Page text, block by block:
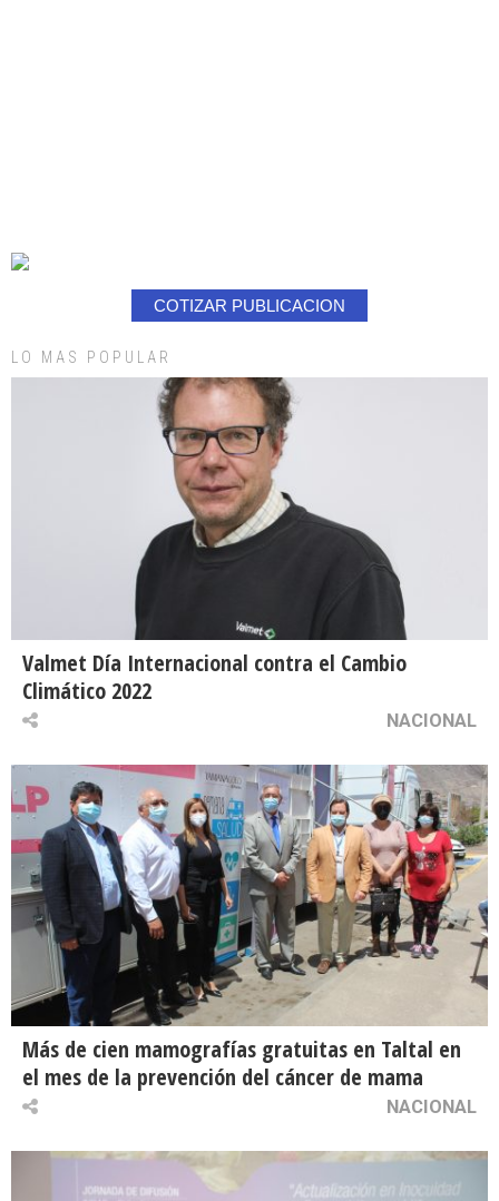
COTIZAR PUBLICACION
LO MAS POPULAR
Valmet Día Internacional contra el Cambio
Climático 2022
NACIONAL
Más de cien mamografías gratuitas en Taltal en
el mes de la prevención del cáncer de mama
NACIONAL